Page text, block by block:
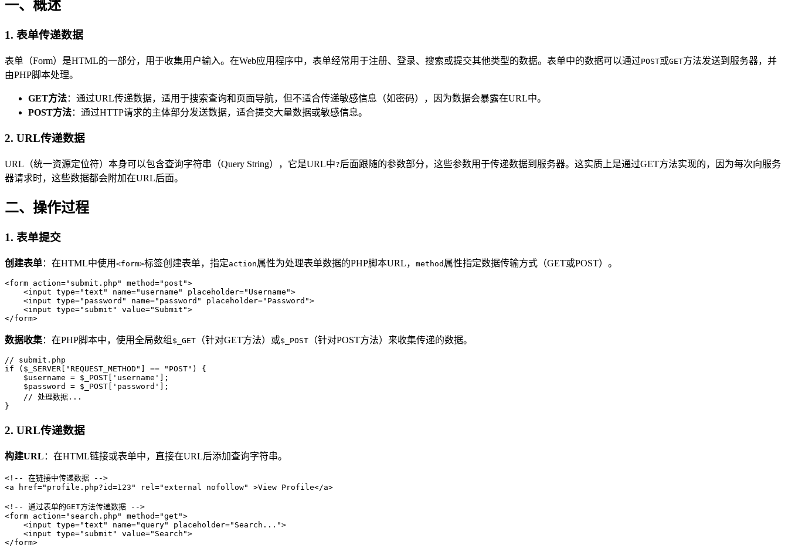
一、概述
1. 表单传递数据
表单（Form）是HTML的一部分，用于收集用户输入。在Web应用程序中，表单经常用于注册、登录、搜索或提交其他类型的数据。表单中的数据可以通过POST或GET方法发送到服务器，并
由PHP脚本处理。
GET方法：通过URL传递数据，适用于搜索查询和页面导航，但不适合传递敏感信息（如密码），因为数据会暴露在URL中。
POST方法：通过HTTP请求的主体部分发送数据，适合提交大量数据或敏感信息。
2. URL传递数据
URL（统一资源定位符）本身可以包含查询字符串（Query String），它是URL中?后面跟随的参数部分，这些参数用于传递数据到服务器。这实质上是通过GET方法实现的，因为每次向服务
器请求时，这些数据都会附加在URL后面。
二、操作过程
1. 表单提交
创建表单：在HTML中使用 <form>标签创建表单，指定action属性为处理表单数据的PHP脚本URL， method 属性指定数据传输方式（GET或POST）。
<form action="submit.php" method="post">
    <input type="text" name="username" placeholder="Username">
    <input type="password" name="password" placeholder="Password">
    <input type="submit" value="Submit">
</form>
数据收集：在PHP脚本中，使用全局数组 $_GET （针对GET方法）或$_POST （针对POST方法）来收集传递的数据。
// submit.php
if ($_SERVER["REQUEST_METHOD"] == "POST") {
    $username = $_POST['username'];
    $password = $_POST['password'];
    // 处理数据...
}
2. URL传递数据
构建URL ：在HTML链接或表单中，直接在URL后添加查询字符串。
<!-- 在链接中传递数据 -->
<a href="profile.php?id=123" rel="external nofollow" >View Profile</a>
<!-- 通过表单的GET方法传递数据 -->
<form action="search.php" method="get">
    <input type="text" name="query" placeholder="Search...">
    <input type="submit" value="Search">
</form>